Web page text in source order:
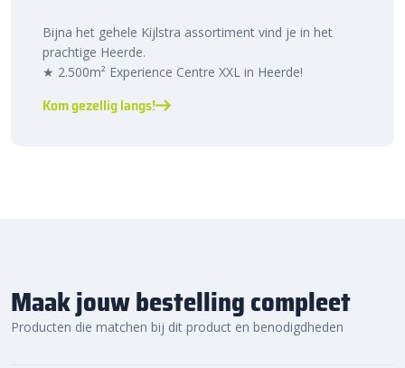
Bijna het gehele Kijlstra assortiment vind je in het
prachtige Heerde.
★ 2.500m² Experience Centre XXL in Heerde!
Kom gezellig langs!
Maak jouw bestelling compleet
Producten die matchen bij dit product en benodigdheden